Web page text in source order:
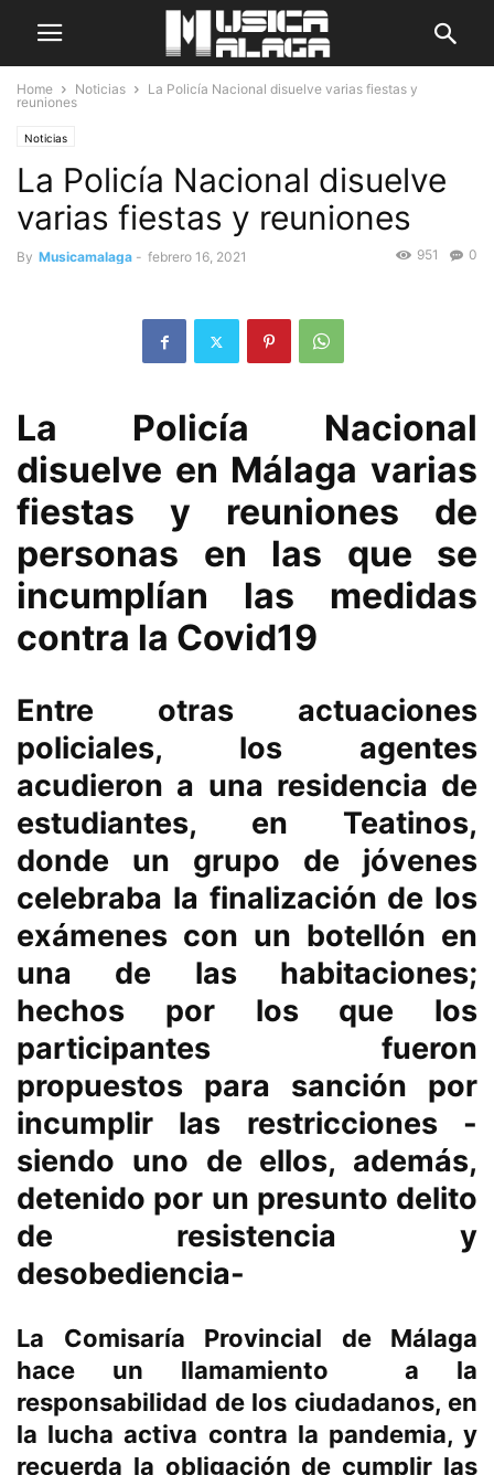
Home Noticias
La Policía Nacional disuelve varias fiestas y
reuniones
Noticias
La Policía Nacional disuelve
varias fiestas y reuniones
By Musicamalaga - febrero 16, 2021 0
951
La Policía Nacional
disuelve en Málaga varias
fiestas y reuniones de
personas en las que se
incumplían las medidas
contra la Covid19
Entre otras actuaciones
policiales, los agentes
acudieron a una residencia de
estudiantes, en Teatinos,
donde un grupo de jóvenes
celebraba la finalización de los
exámenes con un botellón en
una de las habitaciones;
hechos por los que los
participantes fueron
propuestos para sanción por
incumplir las restricciones -
siendo uno de ellos, además,
detenido por un presunto delito
de resistencia y
desobediencia-
La Comisaría Provincial de Málaga
hace un llamamiento a la
responsabilidad de los ciudadanos, en
la lucha activa contra la pandemia, y
recuerda la obligación de cumplir las